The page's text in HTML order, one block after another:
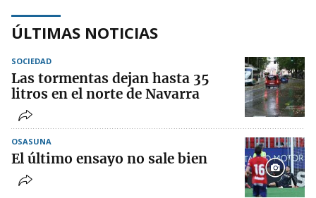
ÚLTIMAS NOTICIAS
SOCIEDAD
Las tormentas dejan hasta 35
litros en el norte de Navarra
OSASUNA
El último ensayo no sale bien